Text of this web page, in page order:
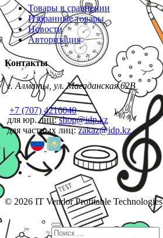
Товары в сравнении
Избранные товары
Новости
Авторизация
Контакты
г. Алматы, ул. Магаданская 62В
+7 (707) 4216040
для юр. лиц:shop@idp.kz
для частных лиц:zakaz@idp.kz
© 2026 IT Vendor Profitable Technologies